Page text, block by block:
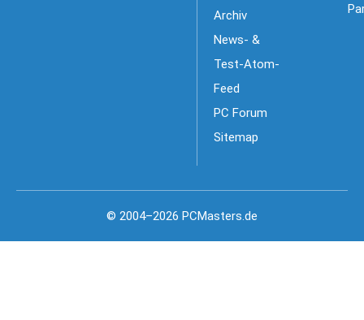
Archiv
News- &
Test-Atom-
Feed
PC Forum
Sitemap
© 2004–2026 PCMasters.de